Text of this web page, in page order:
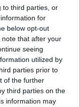
to third parties, or
for
below opt-out
that after your
seeing
utilized by
parties prior to
of the further
third parties on the
information may